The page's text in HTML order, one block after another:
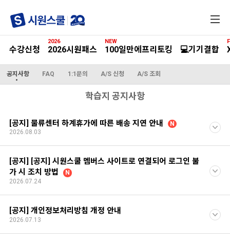
메
수강신청 2026시원패스
2026
100일만에프리토킹
NEW
💻기기결합
공지사항 FAQ 1:1문의 A/S 신청 A/S 조회
학습지 공지사항
[공지] 물류센터 하계휴가에 따른 배송 지연 안내
N
2026.08.03
[공지] [공지] 시원스쿨 멤버스 사이트로 연결되어 로그인 불
가 시 조치 방법
N
2026.07.24
[공지] 개인정보처리방침 개정 안내
2026.07.13